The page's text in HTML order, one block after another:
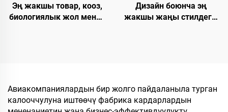
Эң жакшы товар, кооз,
биологиялык жол менен
мейманхана жана
авиакомпаниялар үчүн
Дизайн боюнча эң
жакшы жаңы стилдеги,
жолку колдонууга
арналган, мейманхана
үчүн жана
Авиакомпаниялардын бир жолго пайдаланыла турган
калооччулуна иштөөчү фабрика кардарлардын